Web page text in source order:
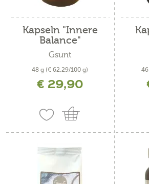
Kapseln "Innere
Balance"
Gsunt
48 g (€ 62,29/100 g)
inkl. MwSt. zzgl. Versandkosten
€ 29,90 inkl.